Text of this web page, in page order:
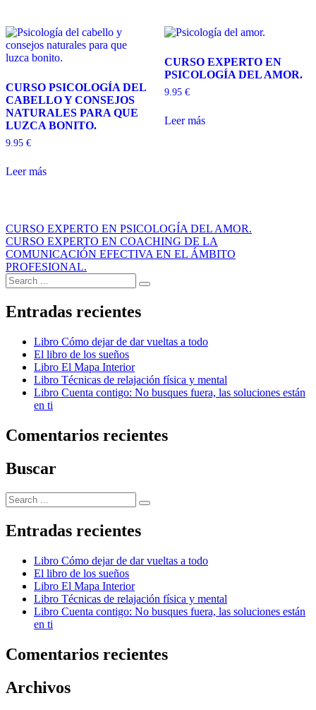
CURSO PSICOLOGÍA DEL
CABELLO Y CONSEJOS
NATURALES PARA QUE
LUZCA BONITO.
9.95 €
Leer más
CURSO EXPERTO EN
PSICOLOGÍA DEL AMOR.
9.95 €
Leer más
Navegación
de
entradas
CURSO EXPERTO EN PSICOLOGÍA DEL AMOR.
CURSO EXPERTO EN COACHING DE LA
COMUNICACIÓN EFECTIVA EN EL ÁMBITO
PROFESIONAL.
Search
for:
Entradas recientes
Libro Cómo dejar de dar vueltas a todo
El libro de los sueños
Libro El Mapa Interior
Libro Técnicas de relajación física y mental
Libro Cuenta contigo: No busques fuera, las soluciones están
en ti
Comentarios recientes
Buscar
Search
for:
Entradas recientes
Libro Cómo dejar de dar vueltas a todo
El libro de los sueños
Libro El Mapa Interior
Libro Técnicas de relajación física y mental
Libro Cuenta contigo: No busques fuera, las soluciones están
en ti
Comentarios recientes
Archivos